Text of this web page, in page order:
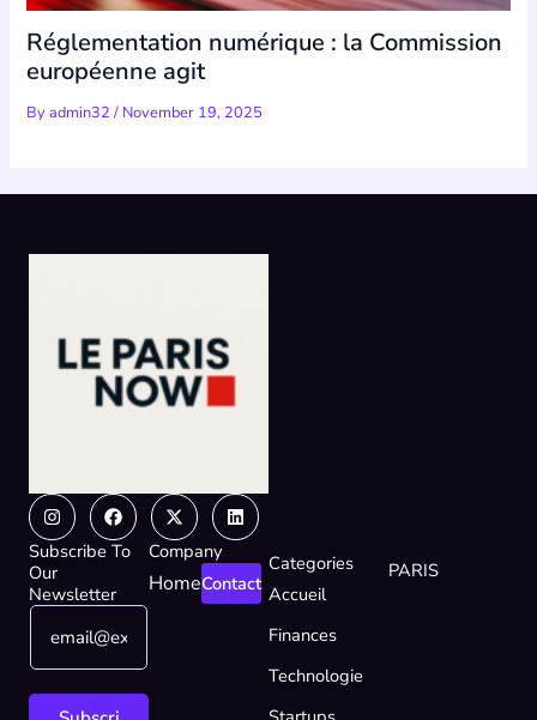
Réglementation numérique : la Commission
européenne agit
Byadmin32/ November 19, 2025
InstagramFacebook
X-
twitter
Linkedin
Subscribe To
Our
Newsletter
*
E
m
E
a
Company
HomeContact
Categories
Accueil
Finances
Technologie
PARIS